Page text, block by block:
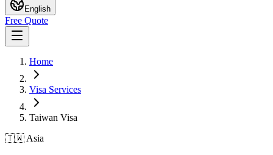
English
Free Quote
Home
Visa Services
Taiwan Visa
🇹🇼 Asia